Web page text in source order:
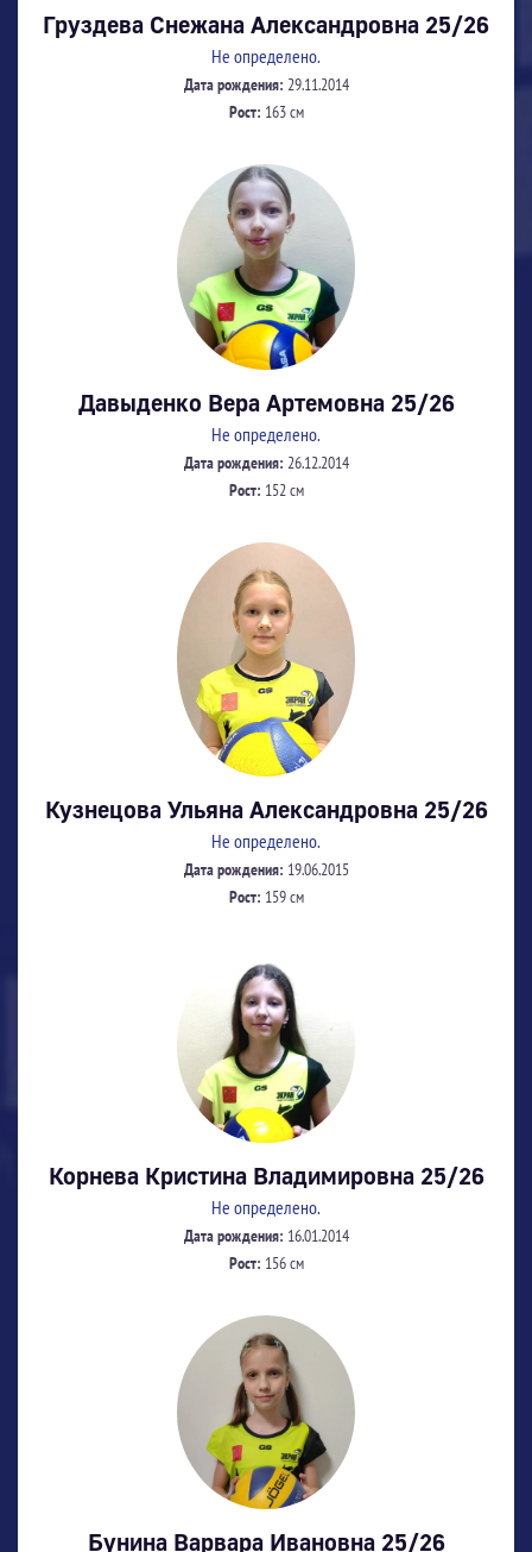
Груздева Снежана Александровна 25/26
Не определено.
Дата рождения: 29.11.2014
Рост: 163 см
Давыденко Вера Артемовна 25/26
Не определено.
Дата рождения: 26.12.2014
Рост: 152 см
Кузнецова Ульяна Александровна 25/26
Не определено.
Дата рождения: 19.06.2015
Рост: 159 см
Корнева Кристина Владимировна 25/26
Не определено.
Дата рождения: 16.01.2014
Рост: 156 см
Бунина Варвара Ивановна 25/26